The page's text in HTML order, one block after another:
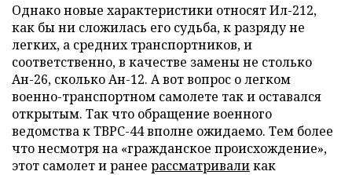
Однако новые характеристики относят Ил-212,
как бы ни сложилась его судьба, к разряду не
легких, а средних транспортников, и
соответственно, в качестве замены не столько
Ан-26, сколько Ан-12. А вот вопрос о легком
военно-транспортном самолете так и оставался
открытым. Так что обращение военного
ведомства к ТВРС-44 вполне ожидаемо. Тем более
что несмотря на «гражданское происхождение»,
этот самолет и ранее рассматриваликак